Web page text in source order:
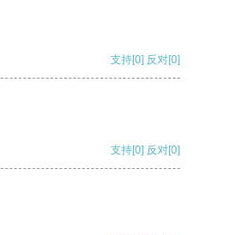
支持[0] 反对[0]
支持[0] 反对[0]